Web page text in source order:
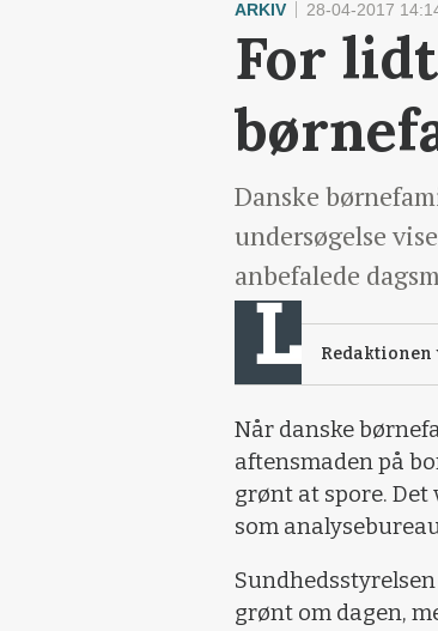
ARKIV 28-04-2017
For
Danske
undersøgelse
anbefalede
Redaktionen
Når danske
aftensmaden på
grønt at spore.
som
grønt om dagen,